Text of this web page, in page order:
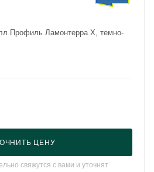
Профиль Ламонтерра X, темно-
ЦЕНУ
свяжутся с вами и уточнят